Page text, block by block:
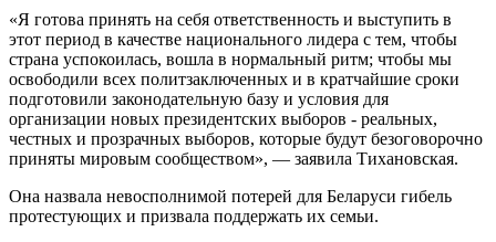
«Я готова принять на себя ответственность и выступить в
этот период в качестве национального лидера с тем, чтобы
страна успокоилась, вошла в нормальный ритм; чтобы мы
освободили всех политзаключенных и в кратчайшие сроки
подготовили законодательную базу и условия для
организации новых президентских выборов - реальных,
честных и прозрачных выборов, которые будут безоговорочно
приняты мировым сообществом», — заявила Тихановская.
Она назвала невосполнимой потерей для Беларуси гибель
протестующих и призвала поддержать их семьи.